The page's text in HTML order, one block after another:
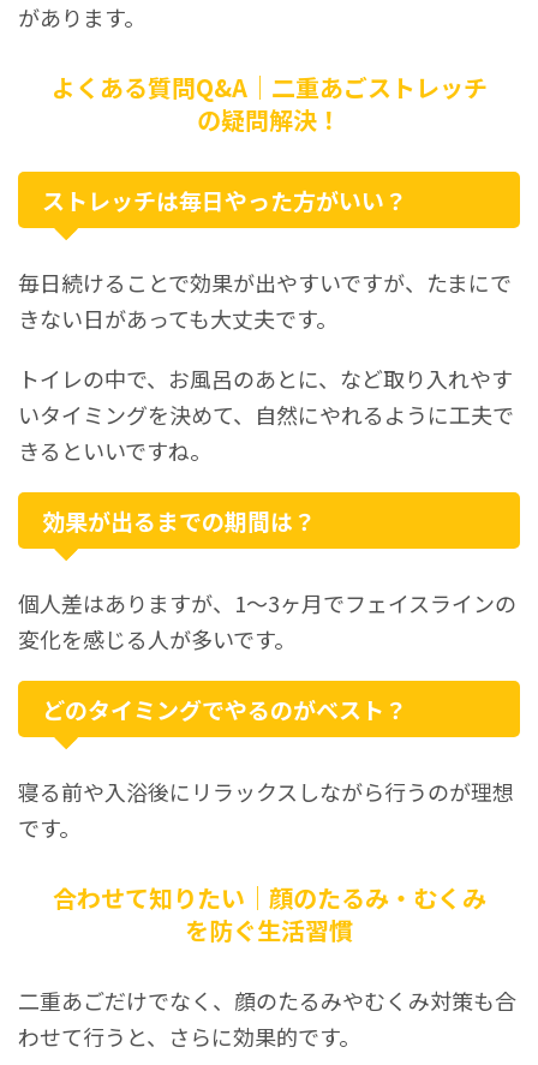
があります。
よくある質問Q&A｜二重あごストレッチ
の疑問解決！
ストレッチは毎日やった方がいい？
毎日続けることで効果が出やすいですが、たまにで
きない日があっても大丈夫です。
トイレの中で、お風呂のあとに、など取り入れやす
いタイミングを決めて、自然にやれるように工夫で
きるといいですね。
効果が出るまでの期間は？
個人差はありますが、1〜3ヶ月でフェイスラインの
変化を感じる人が多いです。
どのタイミングでやるのがベスト？
寝る前や入浴後にリラックスしながら行うのが理想
です。
合わせて知りたい｜顔のたるみ・むくみ
を防ぐ生活習慣
二重あごだけでなく、顔のたるみやむくみ対策も合
わせて行うと、さらに効果的です。